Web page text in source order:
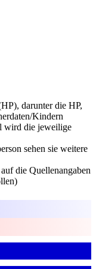
darunter die HP,
Kindern
wird die jeweilige
sehen sie weitere
die Quellenangaben